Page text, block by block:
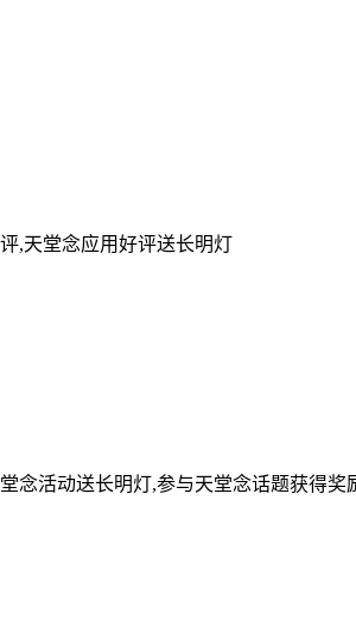
,天堂念应用好评送长明灯
念活动送长明灯,参与天堂念话题获得奖